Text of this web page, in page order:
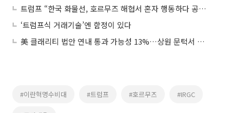
트럼프 “한국 화물선, 호르무즈 해협서 혼자 행동하다 공격당해”
‘트럼프식 거래기술’엔 함정이 있다
美 클래리티 법안 연내 통과 가능성 13%…상원 문턱서 제동
#이란혁명수비대 #트럼프 #호르무즈 #IRGC